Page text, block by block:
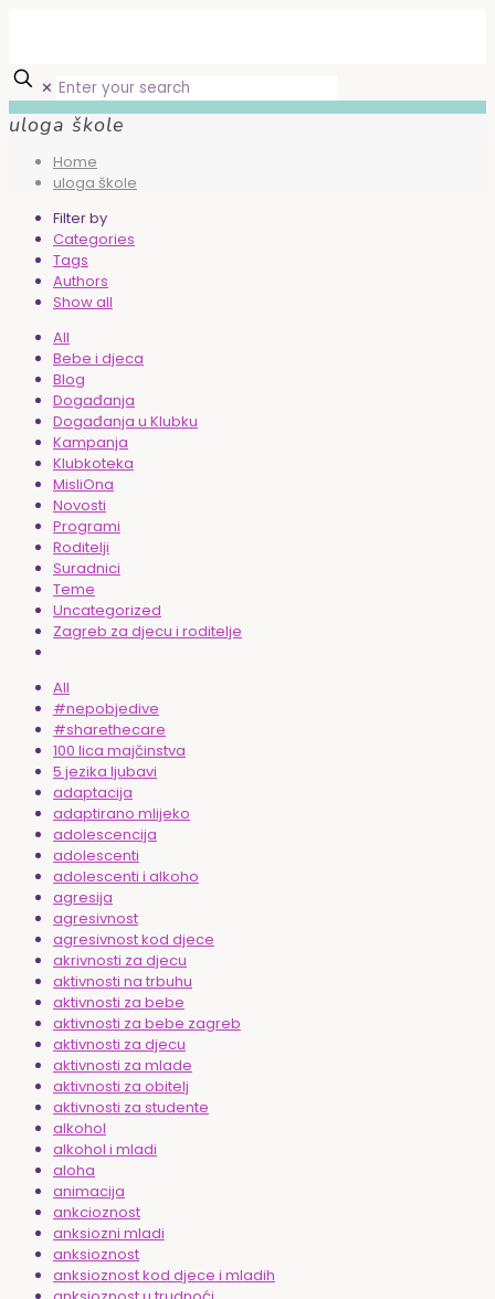
✕
uloga škole
Home
uloga škole
Filter by
Categories
Tags
Authors
Show all
All
Bebe i djeca
Blog
Događanja
Događanja u Klubku
Kampanja
Klubkoteka
MisliOna
Novosti
Programi
Roditelji
Suradnici
Teme
Uncategorized
Zagreb za djecu i roditelje
All
#nepobjedive
#sharethecare
100 lica majčinstva
5 jezika ljubavi
adaptacija
adaptirano mlijeko
adolescencija
adolescenti
adolescenti i alkoho
agresija
agresivnost
agresivnost kod djece
akrivnosti za djecu
aktivnosti na trbuhu
aktivnosti za bebe
aktivnosti za bebe zagreb
aktivnosti za djecu
aktivnosti za mlade
aktivnosti za obitelj
aktivnosti za studente
alkohol
alkohol i mladi
aloha
animacija
ankcioznost
anksiozni mladi
anksioznost
anksioznost kod djece i mladih